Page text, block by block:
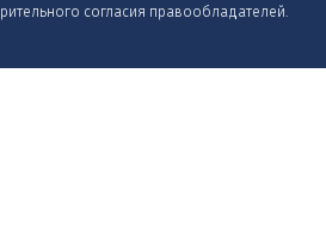
согласия правообладателей.